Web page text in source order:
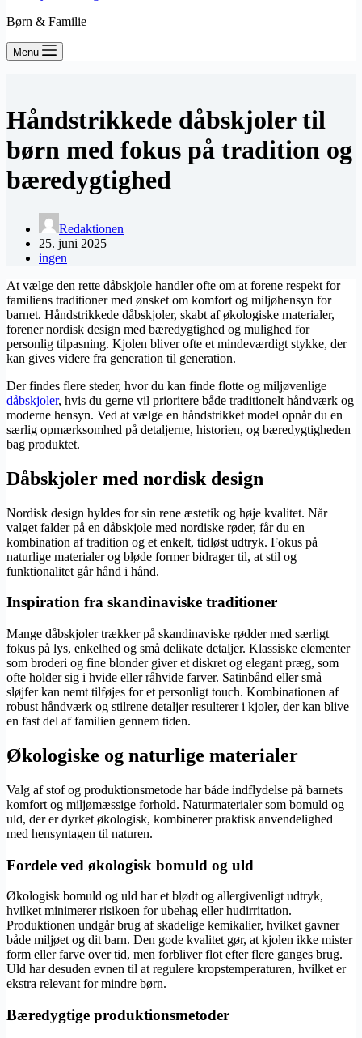
Børn & Familie
Menu
Håndstrikkede dåbskjoler til
børn med fokus på tradition og
bæredygtighed
Redaktionen
25. juni 2025
ingen
At vælge den rette dåbskjole handler ofte om at forene respekt for
familiens traditioner med ønsket om komfort og miljøhensyn for
barnet. Håndstrikkede dåbskjoler, skabt af økologiske materialer,
forener nordisk design med bæredygtighed og mulighed for
personlig tilpasning. Kjolen bliver ofte et mindeværdigt stykke, der
kan gives videre fra generation til generation.
Der findes flere steder, hvor du kan finde flotte og miljøvenlige
dåbskjoler, hvis du gerne vil prioritere både traditionelt håndværk og
moderne hensyn. Ved at vælge en håndstrikket model opnår du en
særlig opmærksomhed på detaljerne, historien, og bæredygtigheden
bag produktet.
Dåbskjoler med nordisk design
Nordisk design hyldes for sin rene æstetik og høje kvalitet. Når
valget falder på en dåbskjole med nordiske røder, får du en
kombination af tradition og et enkelt, tidløst udtryk. Fokus på
naturlige materialer og bløde former bidrager til, at stil og
funktionalitet går hånd i hånd.
Inspiration fra skandinaviske traditioner
Mange dåbskjoler trækker på skandinaviske rødder med særligt
fokus på lys, enkelhed og små delikate detaljer. Klassiske elementer
som broderi og fine blonder giver et diskret og elegant præg, som
ofte holder sig i hvide eller råhvide farver. Satinbånd eller små
sløjfer kan nemt tilføjes for et personligt touch. Kombinationen af
robust håndværk og stilrene detaljer resulterer i kjoler, der kan blive
en fast del af familien gennem tiden.
Økologiske og naturlige materialer
Valg af stof og produktionsmetode har både indflydelse på barnets
komfort og miljømæssige forhold. Naturmaterialer som bomuld og
uld, der er dyrket økologisk, kombinerer praktisk anvendelighed
med hensyntagen til naturen.
Fordele ved økologisk bomuld og uld
Økologisk bomuld og uld har et blødt og allergivenligt udtryk,
hvilket minimerer risikoen for ubehag eller hudirritation.
Produktionen undgår brug af skadelige kemikalier, hvilket gavner
både miljøet og dit barn. Den gode kvalitet gør, at kjolen ikke mister
form eller farve over tid, men forbliver flot efter flere ganges brug.
Uld har desuden evnen til at regulere kropstemperaturen, hvilket er
ekstra relevant for mindre børn.
Bæredygtige produktionsmetoder